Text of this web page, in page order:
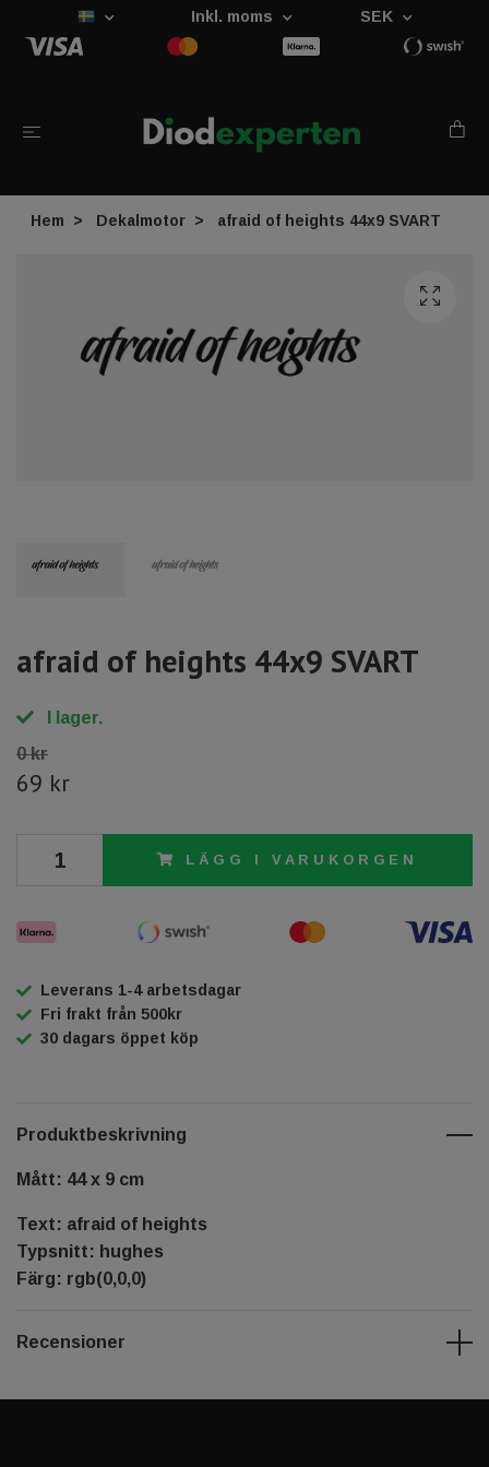
Inkl. moms SEK
Hem Dekalmotor afraid of heights 44x9 SVART
afraid of heights 44x9 SVART
I lager.
0 kr
69 kr
LÄGG I VARUKORGEN
Leverans 1-4 arbetsdagar
Fri frakt från 500kr
30 dagars öppet köp
Produktbeskrivning
Mått: 44 x 9 cm
Text: afraid of heights
Typsnitt: hughes
Färg: rgb(0,0,0)
Recensioner